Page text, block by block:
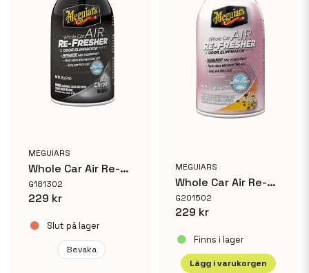
MEGUIARS
Whole Car Air Re-Fresher Black Chrome (SLUT I LAGER)
G181302
229 kr
Slut på lager
Bevaka
MEGUIARS
Whole Car Air Re-Fresher Fiji Sunset
G201502
229 kr
Finns i lager
Lägg i varukorgen